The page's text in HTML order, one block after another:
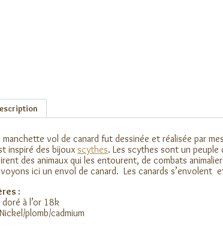
vol de canard fut dessinée et réalisée par
inspiré des bijoux scythes. Les scythes sont un peuple
des animaux qui les entourent, de combats
ici un envol de canard. Les canards s’envolent
:
à l’or 18k
plomb/cadmium